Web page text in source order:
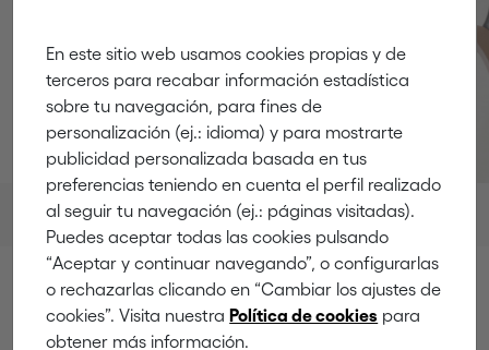
En este sitio web usamos cookies propias y de
terceros para recabar información estadística
sobre tu navegación, para fines de
personalización (ej.: idioma) y para mostrarte
publicidad personalizada basada en tus
preferencias teniendo en cuenta el perfil realizado
al seguir tu navegación (ej.: páginas visitadas).
Puedes aceptar todas las cookies pulsando
“Aceptar y continuar navegando”, o configurarlas
o rechazarlas clicando en “Cambiar los ajustes de
cookies”. Visita nuestraPolítica de cookies para
obtener más información.
Productos Colgadores Ganchos multi-usos